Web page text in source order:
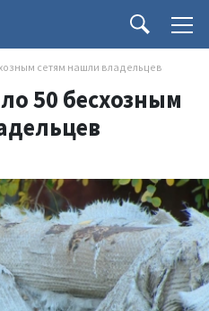
сетям нашли владельцев
50 бесхозным